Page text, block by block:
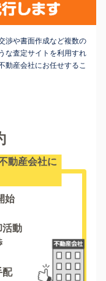
渉や書面作成など複数の
な査定サイトを利用すれ
動産会社にお任せするこ
動産会社に
始
活動
配